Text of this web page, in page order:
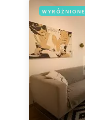
WYRÓŻNIONE